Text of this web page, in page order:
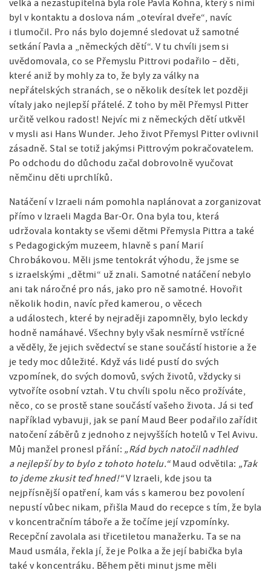
velká a nezastupitelná byla role Pavla Kohna, který s nimi
byl v kontaktu a doslova nám „otevíral dveře“, navíc
i tlumočil. Pro nás bylo dojemné sledovat už samotné
setkání Pavla a „německých dětí“. V tu chvíli jsem si
uvědomovala, co se Přemyslu Pittrovi podařilo – děti,
které aniž by mohly za to, že byly za války na
nepřátelských stranách, se o několik desítek let později
vítaly jako nejlepší přátelé. Z toho by měl Přemysl Pitter
určitě velkou radost! Nejvíc mi z německých dětí utkvěl
v mysli asi Hans Wunder. Jeho život Přemysl Pitter ovlivnil
zásadně. Stal se totiž jakýmsi Pittrovým pokračovatelem.
Po odchodu do důchodu začal dobrovolně vyučovat
němčinu děti uprchlíků.
Natáčení v Izraeli nám pomohla naplánovat a zorganizovat
přímo v Izraeli Magda Bar-Or. Ona byla tou, která
udržovala kontakty se všemi dětmi Přemysla Pittra a také
s Pedagogickým muzeem, hlavně s paní Marií
Chrobákovou. Měli jsme tentokrát výhodu, že jsme se
s izraelskými „dětmi“ už znali. Samotné natáčení nebylo
ani tak náročné pro nás, jako pro ně samotné. Hovořit
několik hodin, navíc před kamerou, o věcech
a událostech, které by nejraději zapomněly, bylo leckdy
hodně namáhavé. Všechny byly však nesmírně vstřícné
a věděly, že jejich svědectví se stane součástí historie a že
je tedy moc důležité. Když vás lidé pustí do svých
vzpomínek, do svých domovů, svých životů, vždycky si
vytvoříte osobní vztah. V tu chvíli spolu něco prožíváte,
něco, co se prostě stane součástí vašeho života. Já si teď
například vybavuji, jak se paní Maud Beer podařilo zařídit
natočení záběrů z jednoho z nejvyšších hotelů v Tel Avivu.
Můj manžel pronesl přání: „Rád bych natočil nadhled
a nejlepší by to bylo z tohoto hotelu.“Maud odvětila: „Tak
to jdeme zkusit teď hned!“V Izraeli, kde jsou ta
nejpřísnější opatření, kam vás s kamerou bez povolení
nepustí vůbec nikam, přišla Maud do recepce s tím, že byla
v koncentračním táboře a že točíme její vzpomínky.
Recepční zavolala asi třicetiletou manažerku. Ta se na
Maud usmála, řekla jí, že je Polka a že její babička byla
také v koncentráku. Během pěti minut jsme měli